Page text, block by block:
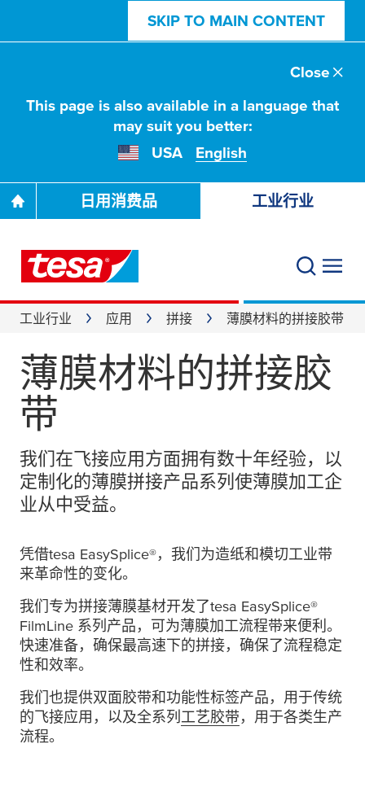
SKIP TO MAIN CONTENT
This page is also available in a language that
may suit you better:
USA
English
Close
日用消费品 工业行业
工业行业 应用 拼接 薄膜材料的拼接胶带
薄膜材料的拼接胶
带
我们在飞接应用方面拥有数十年经验，以
定制化的薄膜拼接产品系列使薄膜加工企
业从中受益。
凭借tesa EasySplice®，我们为造纸和模切工业带
来革命性的变化。
我们专为拼接薄膜基材开发了tesa EasySplice®
FilmLine 系列产品，可为薄膜加工流程带来便利。
快速准备，确保最高速下的拼接，确保了流程稳定
性和效率。
我们也提供双面胶带和功能性标签产品，用于传统
的飞接应用，以及全系列 工艺胶带，用于各类生产
流程。